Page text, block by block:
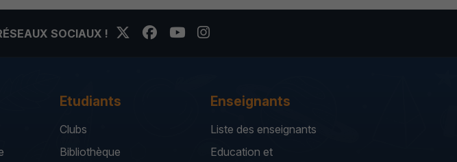
SOCIAUX !
Etudiants
Clubs
Bibliothèque
Enseignants
Liste des enseignants
Education et